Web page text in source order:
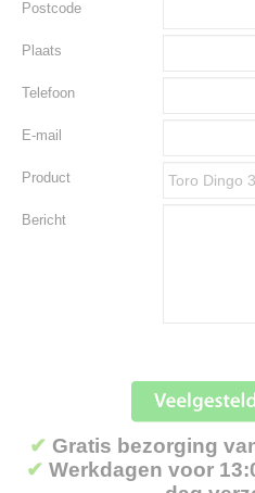
Postcode
Plaats
Telefoon
E-mail
Product
Bericht
✔ Gratis bezorging
✔ Werkdagen voor